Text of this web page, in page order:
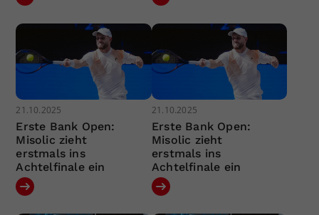
21.10.2025
Erste Bank Open:
Misolic zieht
erstmals ins
Achtelfinale ein
21.10.2025
Erste Bank Open:
Misolic zieht
erstmals ins
Achtelfinale ein